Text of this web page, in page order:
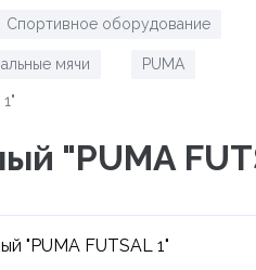
Спортивное оборудование
мячи PUMA
"PUMA